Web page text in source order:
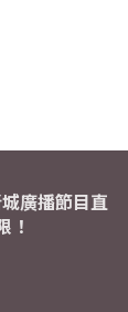
廣播節目直
！